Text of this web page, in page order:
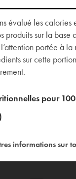
évalué les calories
produits sur la base
portée à la
sur cette
pour
informations sur